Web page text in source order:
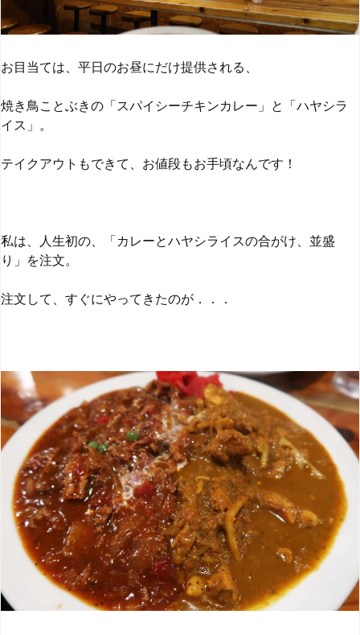
お目当ては、平日のお昼にだけ提供される、
焼き鳥ことぶきの「スパイシーチキンカレー」と「ハヤシラ
イス」。
テイクアウトもできて、お値段もお手頃なんです！
私は、人生初の、「カレーとハヤシライスの合がけ、並盛
り」を注文。
注文して、すぐにやってきたのが．．．